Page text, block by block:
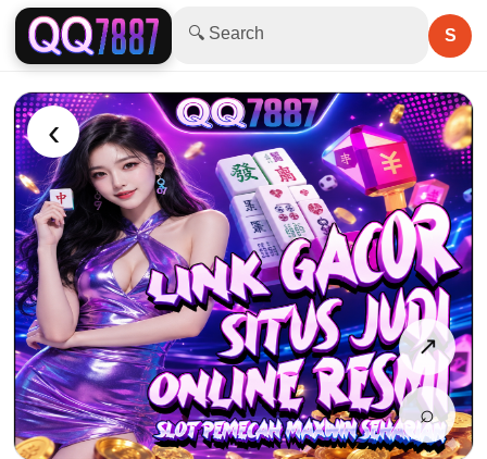
🔍 Search S
‹
↗
⌕